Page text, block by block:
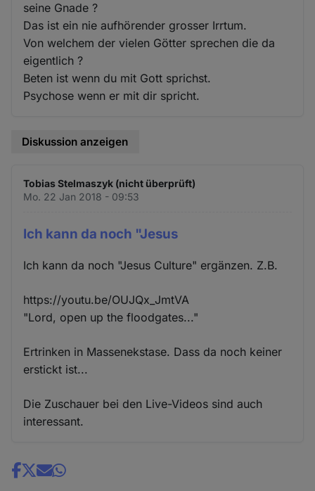
seine Gnade ?
Das ist ein nie aufhörender grosser Irrtum.
Von welchem der vielen Götter sprechen die da
eigentlich ?
Beten ist wenn du mit Gott sprichst.
Psychose wenn er mit dir spricht.
Diskussion anzeigen
Tobias Stelmaszyk (nicht überprüft)
Mo. 22 Jan 2018 - 09:53
Ich kann da noch "Jesus
Ich kann da noch "Jesus Culture" ergänzen. Z.B.
https://youtu.be/OUJQx_JmtVA
"Lord, open up the floodgates..."
Ertrinken in Massenekstase. Dass da noch keiner
erstickt ist...
Die Zuschauer bei den Live-Videos sind auch
interessant.
Share